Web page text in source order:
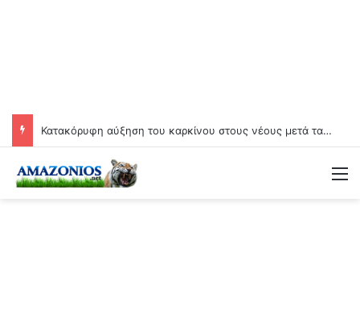
Κατακόρυφη αύξηση του καρκίνου στους νέους μετά τα εμβόλια Covid: Άνοδος έως και 71% σε ορισμένες μορφές της νόσου!